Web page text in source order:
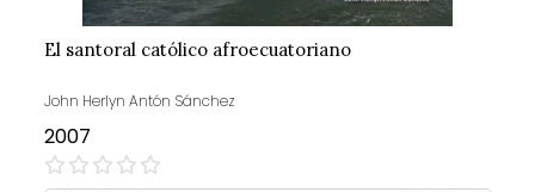
El santoral católico afroecuatoriano
John Herlyn Antón Sánchez
2007
0%